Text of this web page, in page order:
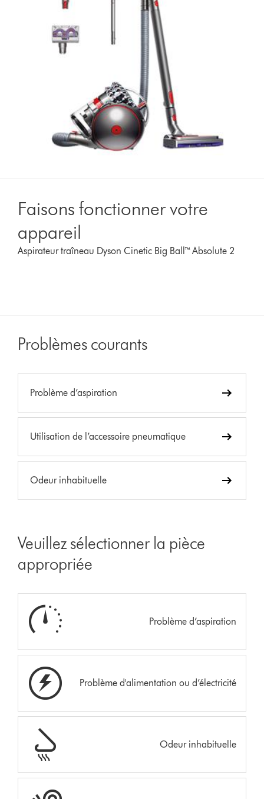
Faisons fonctionner votre
appareil
Aspirateur traîneau Dyson Cinetic Big Ball™ Absolute 2
Problèmes courants
Problème d’aspiration
Utilisation de l’accessoire pneumatique
Odeur inhabituelle
Veuillez sélectionner la pièce
appropriée
Problème d’aspiration
Problème d'alimentation ou d’électricité
Odeur inhabituelle